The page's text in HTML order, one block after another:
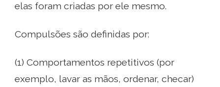
elas foram criadas por ele mesmo.
Compulsões são definidas por:
(1) Comportamentos repetitivos (por
exemplo, lavar as mãos, ordenar, checar)